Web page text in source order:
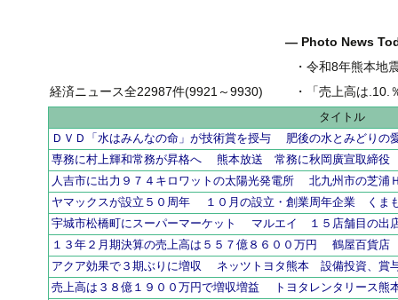
― Photo News
・令和8年熊本地
・
「売上高は.10.％増の
経済ニュース全22987件(9921～9930)
タイトル
ＤＶＤ「水はみんなの命」が技術賞を授与 肥後の水とみどり
専務に村上輝和常務が昇格へ 熊本放送 常務に秋岡廣宣取締役
人吉市に出力９７４キロワットの太陽光発電所 北九州市の芝
ヤマックスが設立５０周年 １０月の設立・創業周年企業 くま
宇城市松橋町にスーパーマーケット マルエイ １５店舗目の出
１３年２月期決算の売上高は５５７億８６００万円 鶴屋百貨
アクア効果で３期ぶりに増収 ネッツトヨタ熊本 設備投資、賞
売上高は３８億１９００万円で増収増益 トヨタレンタリース